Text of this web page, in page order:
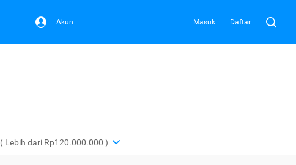
Akun Masuk Daftar
( Lebih dari Rp120.000.000 )